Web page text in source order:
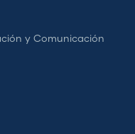
y Comunicación